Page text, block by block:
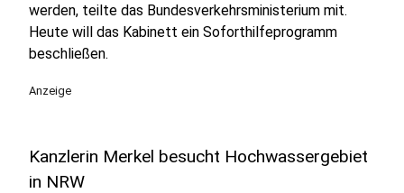
werden, teilte das Bundesverkehrsministerium mit.
Heute will das Kabinett ein Soforthilfeprogramm
beschließen.
Anzeige
Kanzlerin Merkel besucht Hochwassergebiet
in NRW